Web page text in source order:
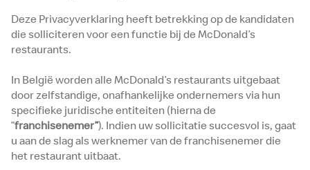
Deze Privacyverklaring heeft betrekking op de kandidaten
die solliciteren voor een functie bij de McDonald’s
restaurants.
In België worden alle McDonald’s restaurants uitgebaat
door zelfstandige, onafhankelijke ondernemers via hun
specifieke juridische entiteiten (hierna de
”franchisenemer”). Indien uw sollicitatie succesvol is, gaat
u aan de slag als werknemer van de franchisenemer die
het restaurant uitbaat.